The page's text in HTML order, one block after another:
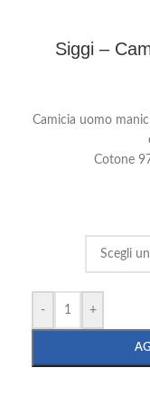
Siggi –
Camicia uomo
Cotone
- +